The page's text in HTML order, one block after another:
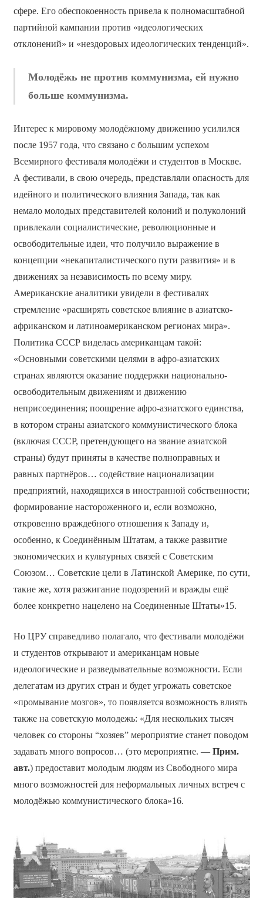
сфере. Его обеспокоенность привела к полномасштабной
партийной кампании против «идеологических
отклонений» и «нездоровых идеологических тенденций».
Молодёжь не против коммунизма, ей нужно
больше коммунизма.
Интерес к мировому молодёжному движению усилился
после 1957 года, что связано с большим успехом
Всемирного фестиваля молодёжи и студентов в Москве.
А фестивали, в свою очередь, представляли опасность для
идейного и политического влияния Запада, так как
немало молодых представителей колоний и полуколоний
привлекали социалистические, революционные и
освободительные идеи, что получило выражение в
концепции «некапиталистического пути развития» и в
движениях за независимость по всему миру.
Американские аналитики увидели в фестивалях
стремление «расширять советское влияние в азиатско-
африканском и латиноамериканском регионах мира».
Политика СССР виделась американцам такой:
«Основными советскими целями в афро-азиатских
странах являются оказание поддержки национально-
освободительным движениям и движению
неприсоединения; поощрение афро-азиатского единства,
в котором страны азиатского коммунистического блока
(включая СССР, претендующего на звание азиатской
страны) будут приняты в качестве полноправных и
равных партнёров… содействие национализации
предприятий, находящихся в иностранной собственности;
формирование настороженного и, если возможно,
откровенно враждебного отношения к Западу и,
особенно, к Соединённым Штатам, а также развитие
экономических и культурных связей с Советским
Союзом… Советские цели в Латинской Америке, по сути,
такие же, хотя разжигание подозрений и вражды ещё
более конкретно нацелено на Соединенные Штаты»15.
Но ЦРУ справедливо полагало, что фестивали молодёжи
и студентов открывают и американцам новые
идеологические и разведывательные возможности. Если
делегатам из других стран и будет угрожать советское
«промывание мозгов», то появляется возможность влиять
также на советскую молодежь: «Для нескольких тысяч
человек со стороны “хозяев” мероприятие станет поводом
задавать много вопросов… (это мероприятие. — Прим.
авт.) предоставит молодым людям из Свободного мира
много возможностей для неформальных личных встреч с
молодёжью коммунистического блока»16.